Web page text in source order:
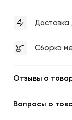
Доставка
Сборка
Отзывы о
Вопросы о